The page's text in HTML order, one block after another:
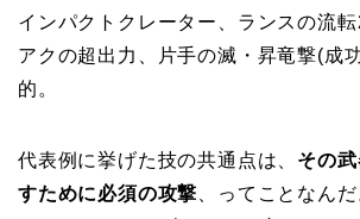
インパクトクレーター、ランスの流
アクの超出力、片手の滅・昇竜撃(成
的。
代表例に挙げた技の共通点は、 その
すために必須の攻撃 、ってことなん